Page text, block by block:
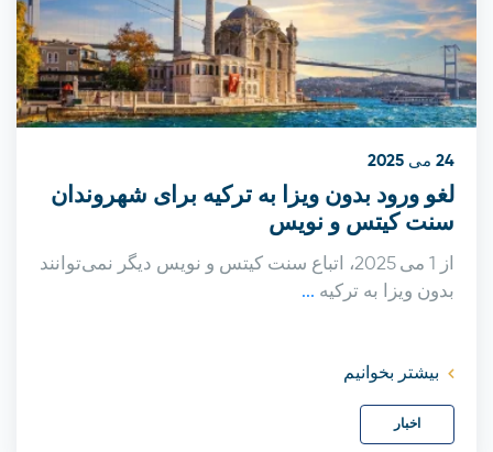
24 می 2025
لغو ورود بدون ویزا به ترکیه برای شهروندان
سنت‌ کیتس و نویس
از 1 می 2025، اتباع سنت کیتس و نویس دیگر نمی‌توانند
بدون ویزا به ترکیه ...
بیشتر بخوانیم
اخبار